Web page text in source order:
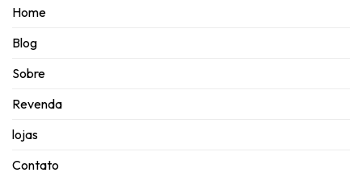
Home
Blog
Sobre
Revenda
lojas
Contato